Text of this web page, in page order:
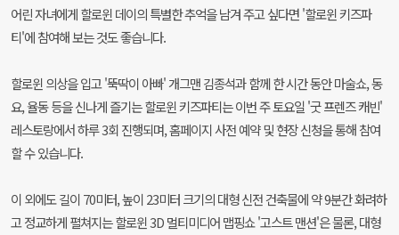
어린 자녀에게 할로윈 데이의 특별한 추억을 남겨 주고 싶다면 '할로윈 키즈파
티'에 참여해 보는 것도 좋습니다.
할로윈 의상을 입고 '뚝딱이 아빠' 개그맨 김종석과 함께 한 시간 동안 마술쇼, 동
요, 율동 등을 신나게 즐기는 할로윈 키즈파티는 이번 주 토요일 '굿 프렌즈 캐빈'
레스토랑에서 하루 3회 진행되며, 홈페이지 사전 예약 및 현장 신청을 통해 참여
할 수 있습니다.
이 외에도 길이 70미터, 높이 23미터 크기의 대형 신전 건축물에 약 9분간 화려하
고 정교하게 펼쳐지는 할로윈 3D 멀티미디어 맵핑쇼 '고스트 맨션'은 물론, 대형